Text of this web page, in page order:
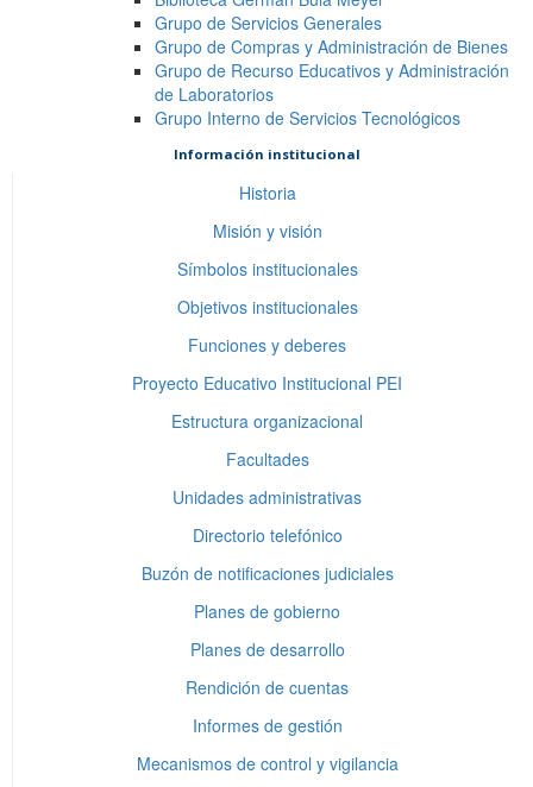
Grupo de Servicios Generales
Grupo de Compras y Administración de Bienes
Grupo de Recurso Educativos y Administración
de Laboratorios
Grupo Interno de Servicios Tecnológicos
Información institucional
Historia
Misión y visión
Símbolos institucionales
Objetivos institucionales
Funciones y deberes
Proyecto Educativo Institucional PEI
Estructura organizacional
Facultades
Unidades administrativas
Directorio telefónico
Buzón de notificaciones judiciales
Planes de gobierno
Planes de desarrollo
Rendición de cuentas
Informes de gestión
Mecanismos de control y vigilancia